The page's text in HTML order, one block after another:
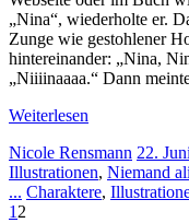
„Nina“, wiederholte er.
Zunge wie gestohlener
hintereinander: „Nina,
„Niiiinaaaa.“ Dann
Weiterlesen
Nicole Rensmann 22.
Illustrationen, Niemand
... Charaktere,
1 2